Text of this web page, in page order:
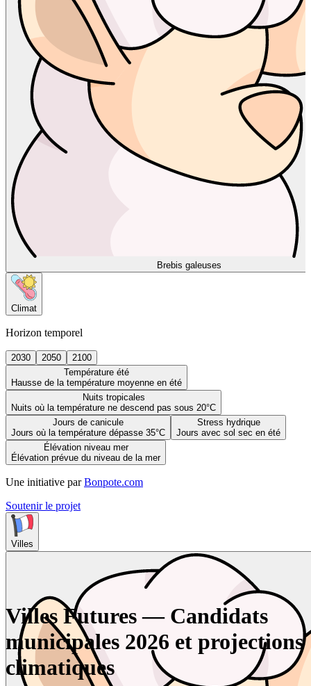
Brebis galeuses
Climat
Horizon temporel
2030 2050
2100
Température été
Hausse de la température moyenne en été
Nuits tropicales
Nuits où la température ne descend pas sous 20°C
Jours de canicule
Jours où la température dépasse 35°C
Stress hydrique
Jours avec sol sec en été
Élévation niveau mer
Élévation prévue du niveau de la mer
Une initiative par Bonpote.com
Soutenir le projet
Villes
Villes Futures — Candidats
municipales 2026 et projections
climatiques